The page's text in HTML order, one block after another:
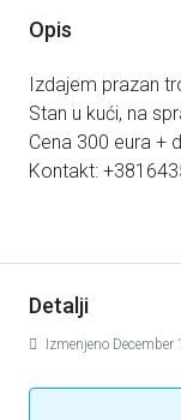
Opis
Izdajem prazan
Stan u kući, na
Cena 300 eura +
Kontakt:
Detalji
Izmenjeno